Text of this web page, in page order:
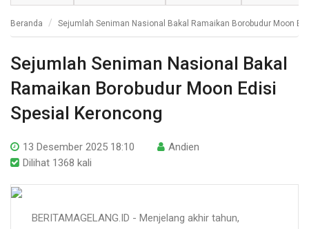
Beranda Sejumlah Seniman Nasional Bakal Ramaikan Borobudur Moon
Sejumlah Seniman Nasional Bakal
Ramaikan Borobudur Moon Edisi
Spesial Keroncong
13 Desember 2025 18:10
Andien
Dilihat 1368 kali
BERITAMAGELANG.ID - Menjelang akhir tahun,